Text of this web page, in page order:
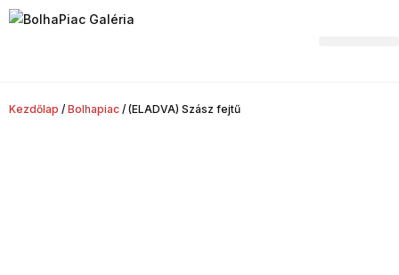
Kezdőlap / Bolhapiac / (ELADVA) Szász fejtű